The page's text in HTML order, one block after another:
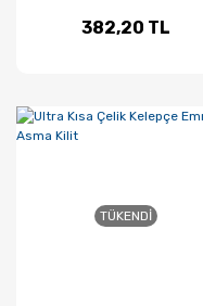
382,20 TL
TÜKENDI